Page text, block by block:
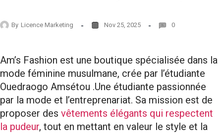
By Licence Marketing Nov 25, 2025 0
Am’s Fashion est une boutique spécialisée dans la
mode féminine musulmane, crée par l’étudiante
Ouedraogo Amsétou .Une étudiante passionnée
par la mode et l’entreprenariat. Sa mission est de
proposer des vêtements élégants qui respectent
la pudeur, tout en mettant en valeur le style et la